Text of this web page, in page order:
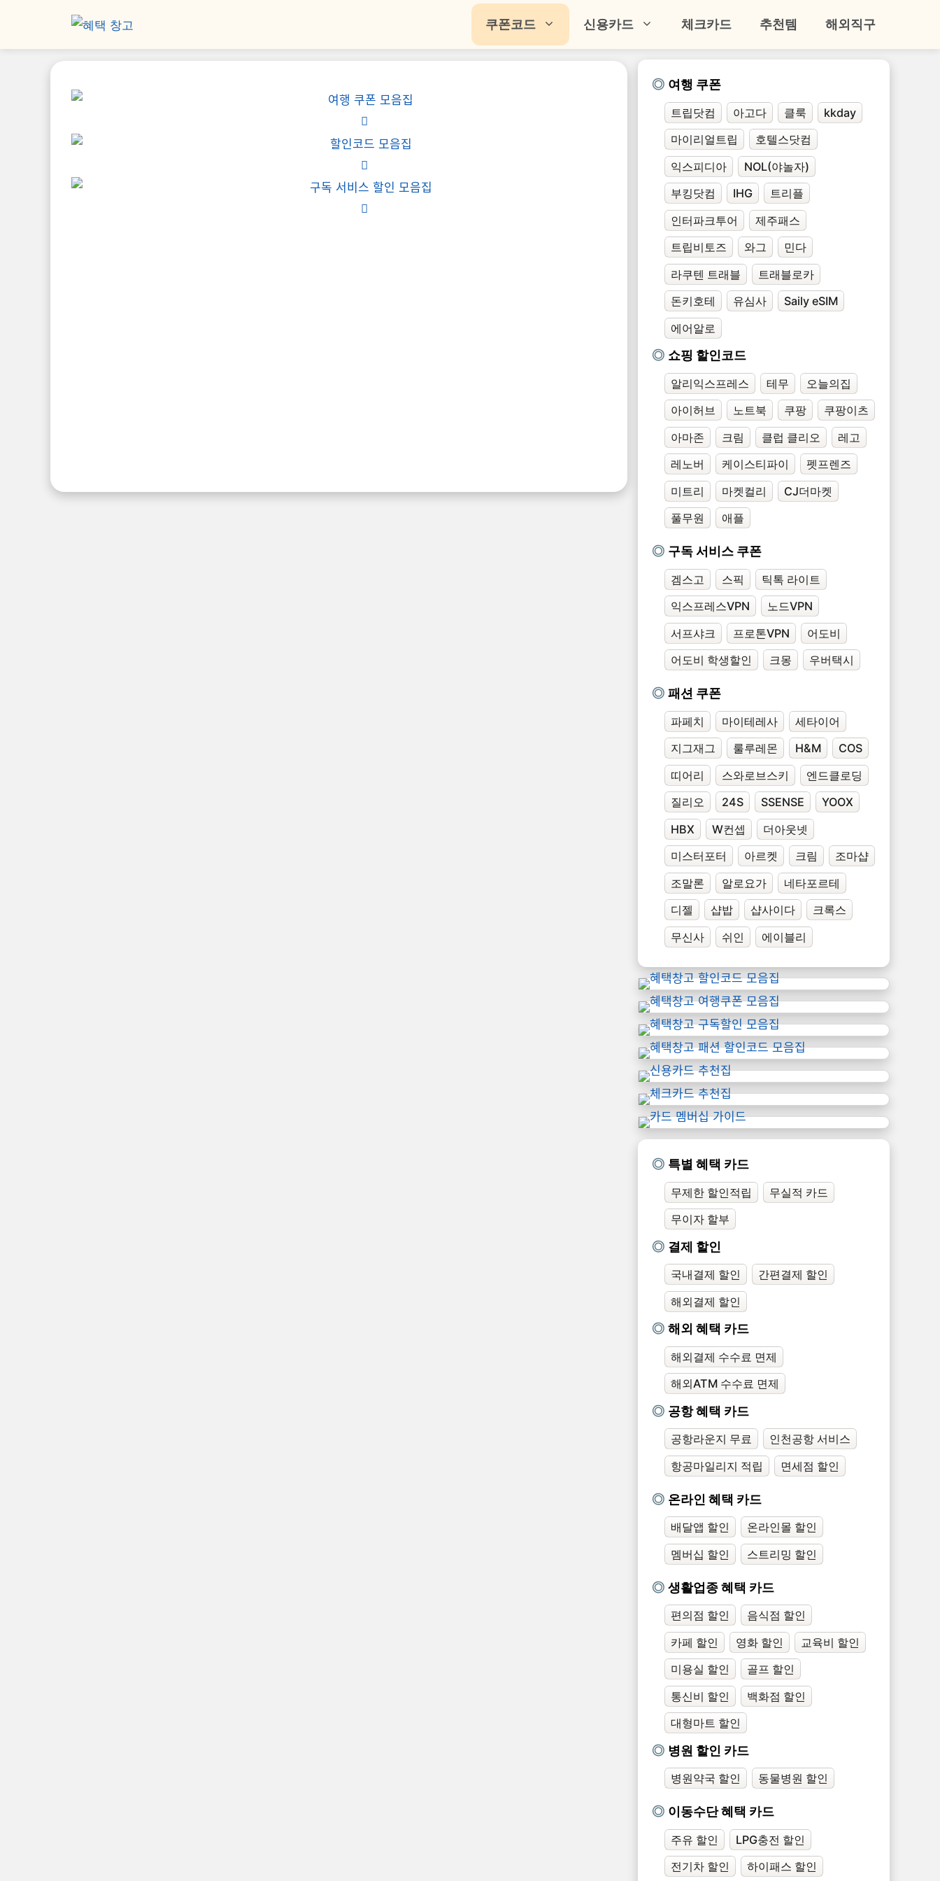
쿠폰코드 신용카드 체크카드 추천템 해외직구
여행 쿠폰
트립닷컴 아고다 클룩
kkday
마이리얼트립
호텔스닷컴
익스피디아
NOL(야놀자)
부킹닷컴
IHG
트리플
인터파크투어
제주패스
트립비토즈
와그
민다
라쿠텐 트래블
트래블로카
돈키호테
유심사
Saily eSIM
에어알로
쇼핑 할인코드
알리익스프레스 테무
오늘의집
아이허브
노트북 쿠팡
쿠팡이츠
아마존
크림 클럽 클리오
레고
레노버
케이스티파이
펫프렌즈
미트리
마켓컬리
CJ더마켓
풀무원
애플
구독 서비스 쿠폰
겜스고 스픽
틱톡 라이트
익스프레스VPN
노드VPN
서프샤크
프로톤VPN
어도비
어도비 학생할인
크몽 우버택시
패션 쿠폰
파페치 마이테레사
세타이어
지그재그
룰루레몬 H&M
COS
띠어리
스와로브스키
엔드클로딩
질리오
24S SSENSE
YOOX
HBX
W컨셉
더아웃넷
미스터포터
아르켓 크림
조마샵
조말론
알로요가
네타포르테
디젤
샵밥 샵사이다
크록스
무신사
쉬인 에이블리
특별 혜택 카드
무제한 할인적립
무실적 카드
무이자 할부
결제 할인
국내결제 할인
간편결제 할인
해외결제 할인
해외 혜택 카드
해외결제 수수료 면제
해외ATM 수수료 면제
공항 혜택 카드
공항라운지 무료
인천공항 서비스
항공마일리지 적립
면세점 할인
온라인 혜택 카드
배달앱 할인
온라인몰 할인
멤버십 할인
스트리밍 할인
생활업종 혜택 카드
편의점 할인
음식점 할인
카페 할인
영화 할인
교육비 할인
미용실 할인
골프 할인
통신비 할인
백화점 할인
대형마트 할인
병원 할인 카드
병원약국 할인 동물병원 할인
이동수단 혜택 카드
주유 할인
LPG충전 할인
전기차 할인
하이패스 할인